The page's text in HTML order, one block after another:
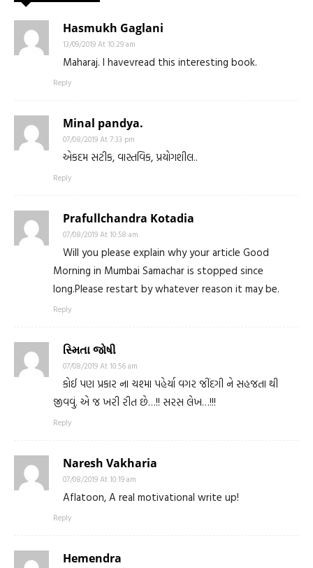
Hasmukh Gaglani
13/09/2019 At 10:29 am
Maharaj. I havevread this interesting book.
Reply
Minal pandya.
07/08/2019 At 7:33 pm
એકદમ સટીક, વાસ્તવિક, પ્રયોગશીલ..
Reply
Prafullchandra Kotadia
07/08/2019 At 10:58 am
Will you please explain why your article Good
Morning in Mumbai Samachar is stopped since
long.Please restart by whatever reason it may be.
Reply
સ્મિતા જોષી
07/08/2019 At 10:56 am
કોઈ પણ પ્રકાર ના ચશ્મા પહેર્યા વગર જીંદગી ને સહજતા થી
જીવવું. એ જ ખરી રીત છે…!! સરસ લેખ…!!!
Reply
Naresh Vakharia
07/08/2019 At 10:19 am
Aflatoon, A real motivational write up!
Reply
Hemendra